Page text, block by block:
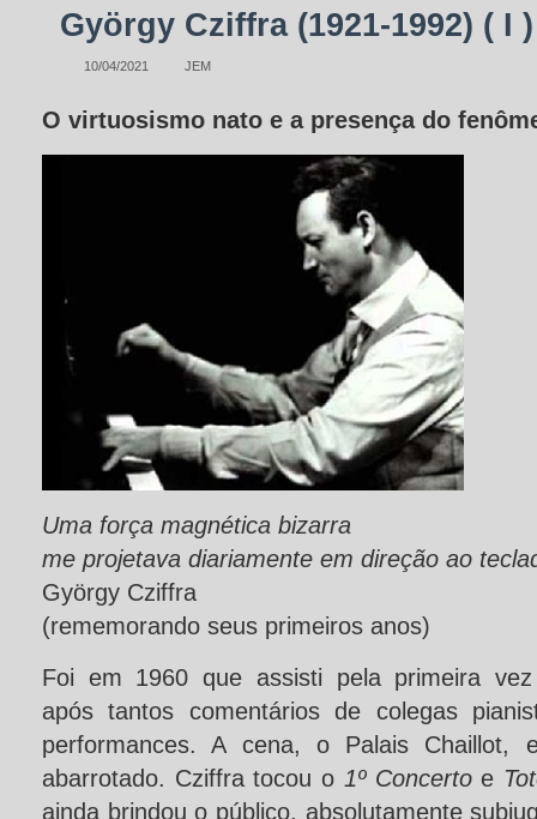
György Cziffra (1921-1992) ( I )
10/04/2021 JEM
O virtuosismo nato e a presença do
Uma força magnética bizarra
me projetava diariamente em direção ao
György Cziffra
(rememorando seus primeiros anos)
Foi em 1960 que assisti pela primeira
após tantos comentários de colegas
performances. A cena, o Palais Chaillot,
abarrotado. Cziffra tocou o 1º Concertoe
ainda brindou o público, absolutamente